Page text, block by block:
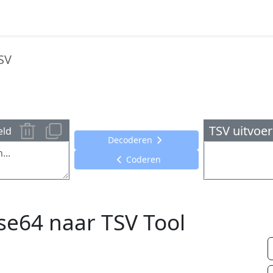
Decoderen
Coderen
TSV uitvoer
naar TSV Tool